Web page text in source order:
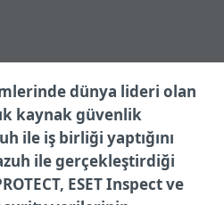
dünya lideri olan
kaynak güvenlik
ile iş birliği yaptığını
ile gerçekleştirdiği
ESET Inspect ve